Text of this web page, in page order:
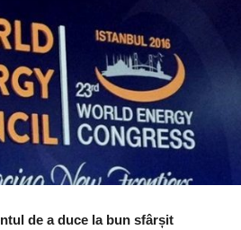
de a duce la bun sfârșit